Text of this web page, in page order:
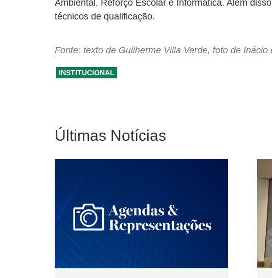
Ambiental, Reforço Escolar e Informática. Além
técnicos de qualificação.
Fonte: texto de Guilherme Villa Verde, foto de Inácio
INSTITUCIONAL
Últimas Notícias